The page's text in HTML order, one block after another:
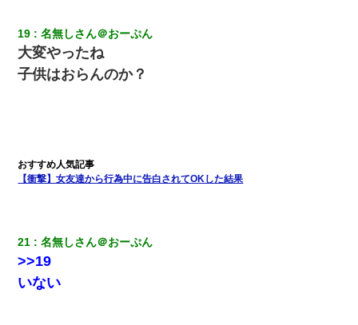
隣室のお婆ちゃん「下階からの異臭に困ってる、今もすっごく臭
い」私「変だなあ～なにも臭わないよ」→ その後。警察『絶対に
窓とドアを開けないで』
19 名無しさん＠おーぷん
大変やったね
子供はおらんのか？
【衝撃】女友達から行為中に告白されてOKした結果
21 名無しさん＠おーぷん
>>19
いない